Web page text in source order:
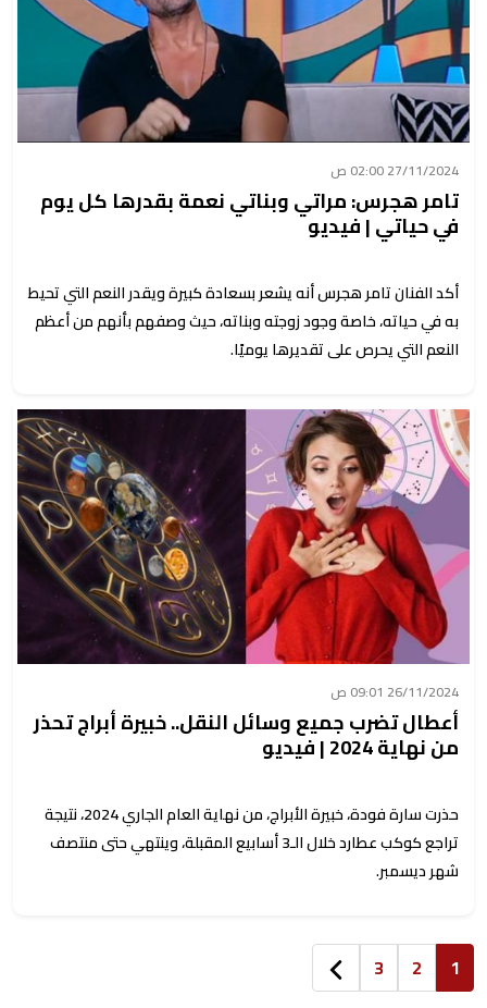
27/11/2024 02:00 ص
تامر هجرس: مراتي وبناتي نعمة بقدرها كل يوم
في حياتي | فيديو
أكد الفنان تامر هجرس أنه يشعر بسعادة كبيرة ويقدر النعم التي تحيط
به في حياته، خاصة وجود زوجته وبناته، حيث وصفهم بأنهم من أعظم
النعم التي يحرص على تقديرها يوميًا.
26/11/2024 09:01 ص
أعطال تضرب جميع وسائل النقل.. خبيرة أبراج تحذر
من نهاية 2024 | فيديو
حذرت سارة فودة، خبيرة الأبراج، من نهاية العام الجاري 2024، نتيجة
تراجع كوكب عطارد خلال الـ3 أسابيع المقبلة، وينتهي حتى منتصف
شهر ديسمبر.
1
2
3